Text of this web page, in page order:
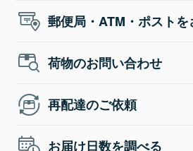
郵便局・ATM・ポストを
荷物のお問い合わせ
再配達のご依頼
お届け日数を調べる